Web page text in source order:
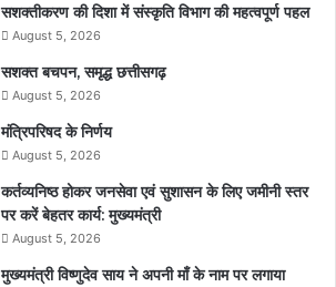
सशक्तीकरण की दिशा में संस्कृति विभाग की महत्वपूर्ण पहल
August 5, 2026
सशक्त बचपन, समृद्ध छत्तीसगढ़
August 5, 2026
मंत्रिपरिषद के निर्णय
August 5, 2026
कर्तव्यनिष्ठ होकर जनसेवा एवं सुशासन के लिए जमीनी स्तर
पर करें बेहतर कार्य: मुख्यमंत्री
August 5, 2026
मुख्यमंत्री विष्णुदेव साय ने अपनी माँ के नाम पर लगाया